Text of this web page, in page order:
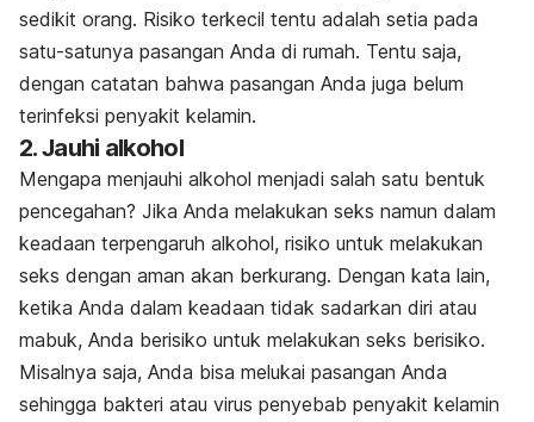
sedikit orang. Risiko terkecil tentu adalah setia pada
satu-satunya pasangan Anda di rumah. Tentu saja,
dengan catatan bahwa pasangan Anda juga belum
terinfeksi penyakit kelamin.
2. Jauhi alkohol
Mengapa menjauhi alkohol menjadi salah satu bentuk
pencegahan? Jika Anda melakukan seks namun dalam
keadaan terpengaruh alkohol, risiko untuk melakukan
seks dengan aman akan berkurang. Dengan kata lain,
ketika Anda dalam keadaan tidak sadarkan diri atau
mabuk, Anda berisiko untuk melakukan seks berisiko.
Misalnya saja, Anda bisa melukai pasangan Anda
sehingga bakteri atau virus penyebab penyakit kelamin